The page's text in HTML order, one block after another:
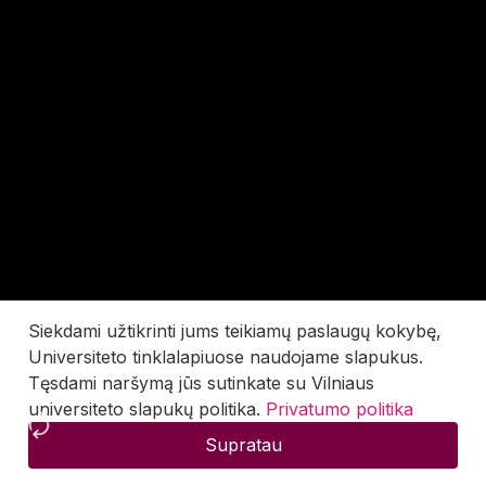
Siekdami užtikrinti jums teikiamų paslaugų kokybę,
Universiteto tinklalapiuose naudojame slapukus.
Tęsdami naršymą jūs sutinkate su Vilniaus
universiteto slapukų politika. Privatumo politika
Supratau